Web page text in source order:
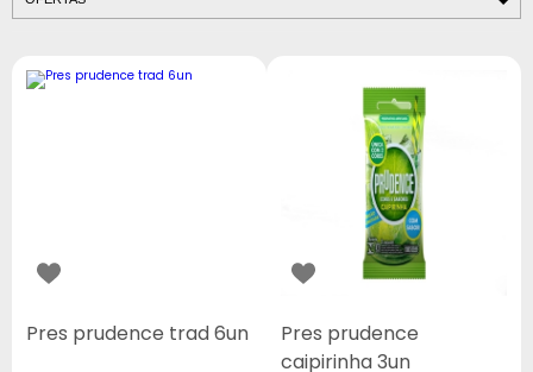
Pres prudence trad 6un
Pres prudence
caipirinha 3un